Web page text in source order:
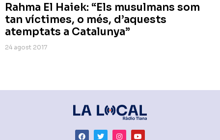
Rahma El Haiek: “Els musulmans som
tan víctimes, o més, d’aquests
atemptats a Catalunya”
24 agost 2017